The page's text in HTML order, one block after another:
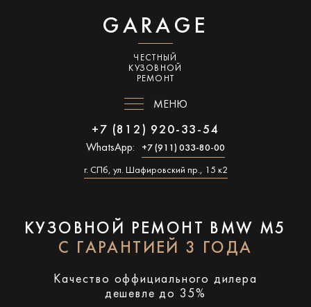
GARAGE
ЧЕСТНЫЙ
КУЗОВНОЙ
РЕМОНТ
МЕНЮ
+7 (812) 920-33-54
WhatsApp: +7 (911) 033-80-00
г. СПб, ул. Шафировский пр., 15 к2
КУЗОВНОЙ РЕМОНТ BMW M5
С ГАРАНТИЕЙ 3 ГОДА
Качество оффициального дилера
дешевле до 35%